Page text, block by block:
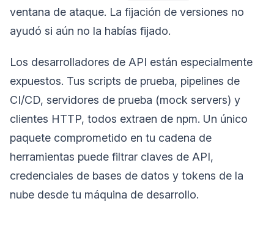
ventana de ataque. La fijación de versiones no
ayudó si aún no la habías fijado.
Los desarrolladores de API están especialmente
expuestos. Tus scripts de prueba, pipelines de
CI/CD, servidores de prueba (mock servers) y
clientes HTTP, todos extraen de npm. Un único
paquete comprometido en tu cadena de
herramientas puede filtrar claves de API,
credenciales de bases de datos y tokens de la
nube desde tu máquina de desarrollo.